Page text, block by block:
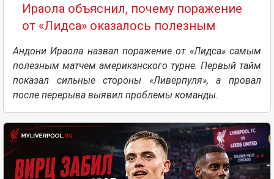
Ираола объяснил, почему поражение
от «Лидса» оказалось полезным
Андони Ираола назвал поражение от «Лидса» самым
полезным матчем американского турне. Первый тайм
показал сильные стороны «Ливерпуля», а провал
после перерыва выявил проблемы команды.